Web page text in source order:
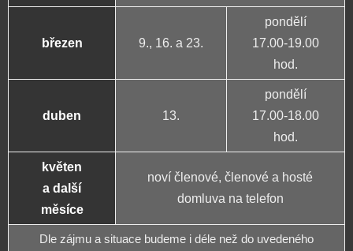
březen 9., 16. a 23.
pondělí
17.00-19.00
hod.
duben 13.
pondělí
17.00-18.00
hod.
květen
a další
měsíce
noví členové, členové a hosté
domluva na telefon
Dle zájmu a situace budeme i déle než do uvedeného